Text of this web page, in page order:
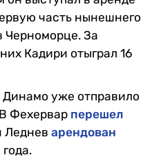
часть нынешнего
Черноморце. За
Кадири отыграл 16
уже отправило
Фехервар перешел
Леднев арендован